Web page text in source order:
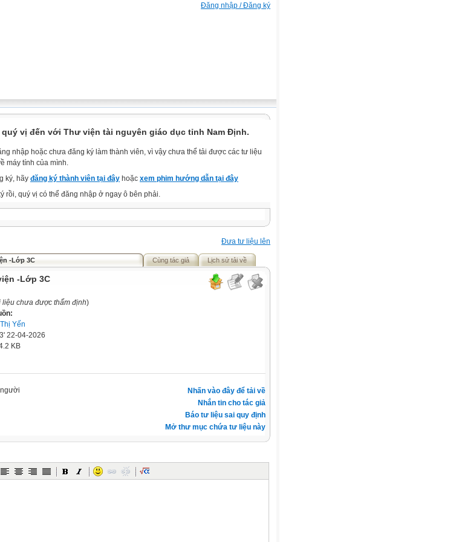
Đăng nhập / Đăng ký
quý vị đến với Thư viện tài nguyên giáo dục tỉnh Nam Định.
nhập hoặc chưa đăng ký làm thành viên, vì vậy chưa thể tải được các tư liệu
máy tính của mình.
ký, hãy đăng ký thành viên tại đây hoặc xem phim hướng dẫn tại đây
rồi, quý vị có thể đăng nhập ở ngay ô bên phải.
Đưa tư liệu lên
-Lớp 3C Cùng tác giả Lịch sử tải về
-Lớp 3C
liệu chưa được thẩm định)
Yến
22-04-2026
KB
Nhấn vào đây để tải về
Nhắn tin cho tác giả
Báo tư liệu sai quy định
Mở thư mục chứa tư liệu này